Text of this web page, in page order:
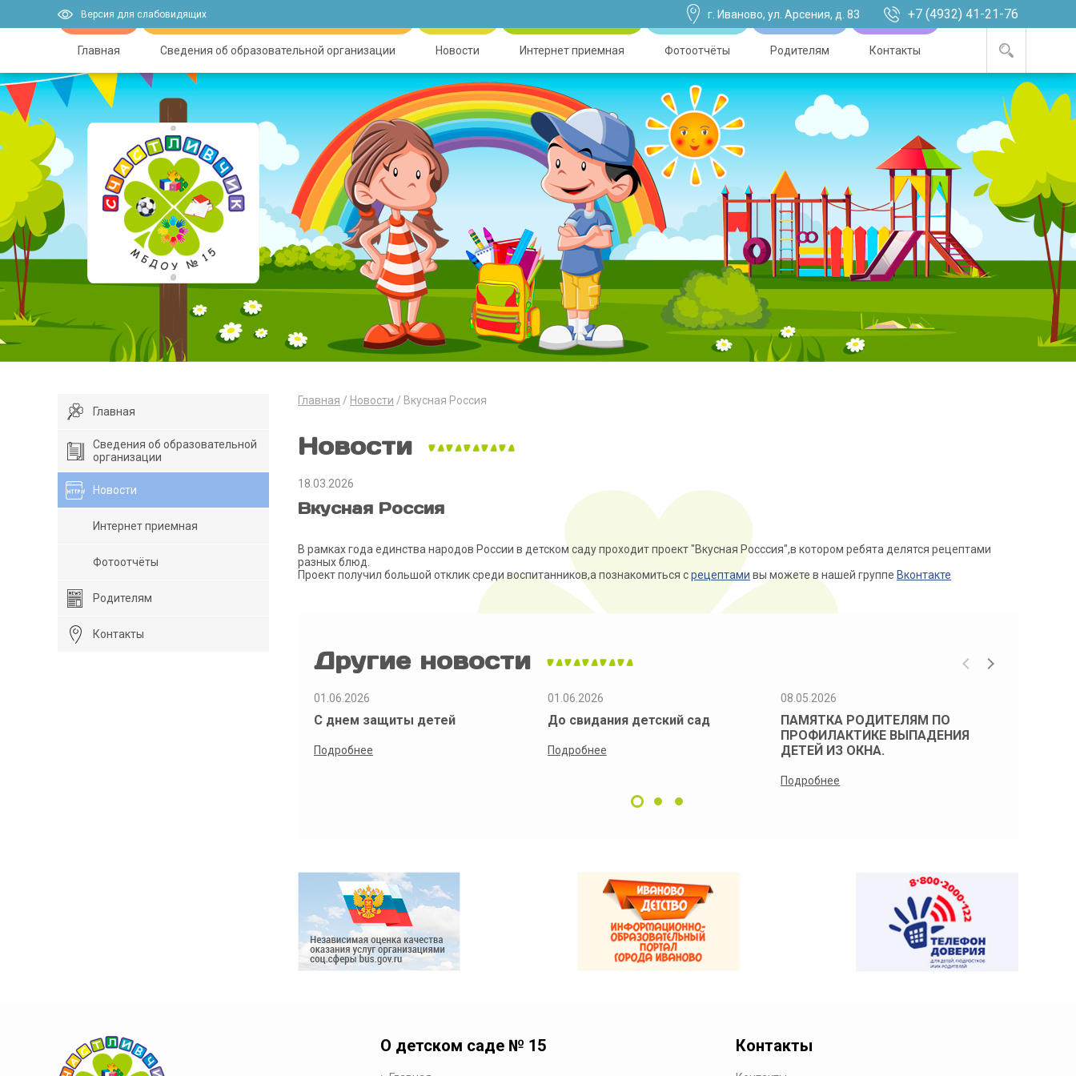
Версия для слабовидящих г. Иваново, ул. Арсения, д. 83 +7 (4932) 41-21-76
Главная Сведения об образовательной организации Новости Интернет приемная Фотоотчёты Родителям Контакты
Главная
Сведения об образовательной
организации
Новости
Интернет приемная
Фотоотчёты
Родителям
Контакты
Главная Новости Вкусная Россия
Новости
18.03.2026
Вкусная Россия
В рамках года единства народов России в детском саду проходит проект "Вкусная Росссия",в котором ребята делятся рецептами
разных блюд.
Проект получил большой отклик среди воспитанников,а познакомиться срецептами вы можете в нашей группе Вконтакте
Другие новости
01.06.2026
С днем защиты детей
Подробнее
01.06.2026
До свидания детский сад
Подробнее
08.05.2026
ПАМЯТКА РОДИТЕЛЯМ ПО
ПРОФИЛАКТИКЕ ВЫПАДЕНИЯ
ДЕТЕЙ ИЗ ОКНА.
Подробнее
О детском саде № 15 Контакты